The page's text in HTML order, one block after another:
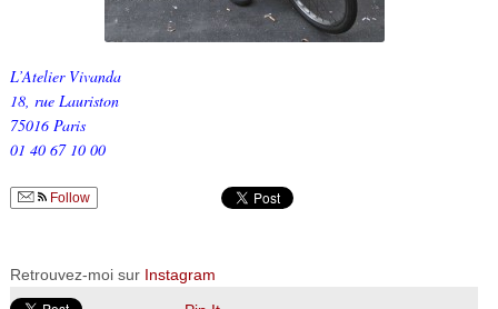
L’Atelier Vivanda
18, rue Lauriston
75016 Paris
01 40 67 10 00
Follow
Retrouvez-moi sur Instagram